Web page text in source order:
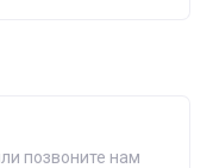
позвоните нам